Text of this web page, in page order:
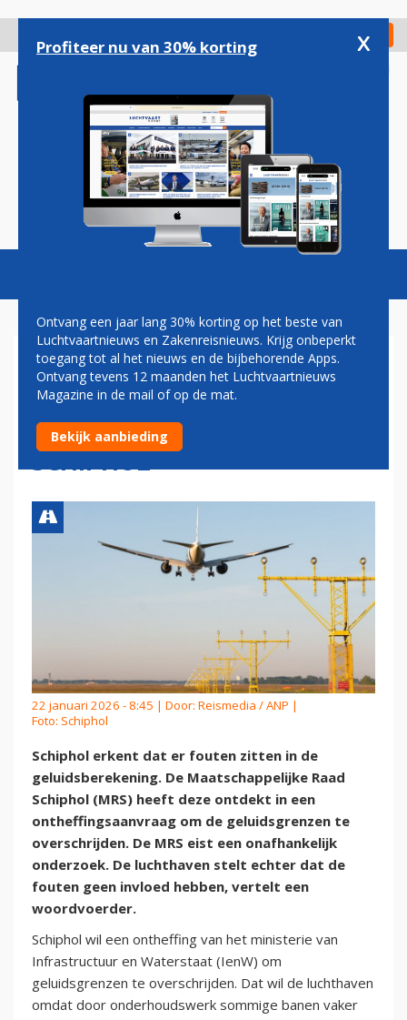
gaan
Check in
Magazine Podcasts Vacatures
ONDERZOEK GEËIST NA
FOUTEN IN
GELUIDSBEREKENING
SCHIPHOL
22 januari 2026 - 8:45 | Door: Reismedia / ANP |
Foto: Schiphol
Schiphol erkent dat er fouten zitten in de
geluidsberekening. De Maatschappelijke Raad
Schiphol (MRS) heeft deze ontdekt in een
ontheffingsaanvraag om de geluidsgrenzen te
overschrijden. De MRS eist een onafhankelijk
onderzoek. De luchthaven stelt echter dat de
fouten geen invloed hebben, vertelt een
woordvoerder.
Schiphol wil een ontheffing van het ministerie van
Infrastructuur en Waterstaat (IenW) om
geluidsgrenzen te overschrijden. Dat wil de luchthaven
omdat door onderhoudswerk sommige banen vaker
Profiteer nu van 30% korting x
Ontvang een jaar lang 30% korting op het beste van
Luchtvaartnieuws en Zakenreisnieuws. Krijg onbeperkt
toegang tot al het nieuws en de bijbehorende Apps.
Ontvang tevens 12 maanden het Luchtvaartnieuws
Magazine in de mail of op de mat.
Bekijk aanbieding